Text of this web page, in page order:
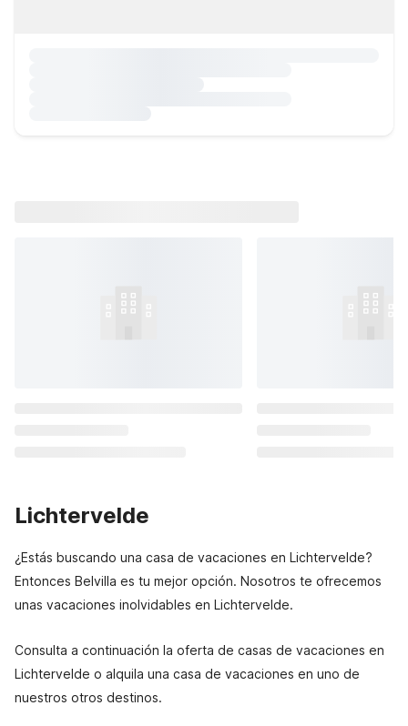
Lichtervelde
¿Estás buscando una casa de vacaciones en Lichtervelde?
Entonces Belvilla es tu mejor opción. Nosotros te ofrecemos
unas vacaciones inolvidables en Lichtervelde.
Consulta a continuación la oferta de casas de vacaciones en
Lichtervelde o alquila una casa de vacaciones en uno de
nuestros otros destinos.